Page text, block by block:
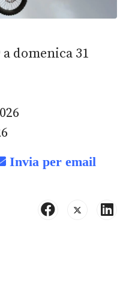
domenica 31
Invia per email